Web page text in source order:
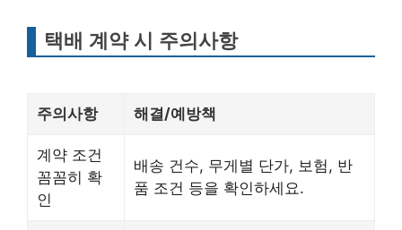
택배 계약 시 주의사항
주의사항 해결/예방책
계약 조건
꼼꼼히 확
인
배송 건수, 무게별 단가, 보험, 반
품 조건 등을 확인하세요.